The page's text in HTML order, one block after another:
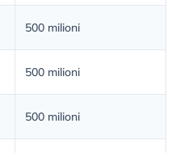
500 milioni
500 milioni
500 milioni